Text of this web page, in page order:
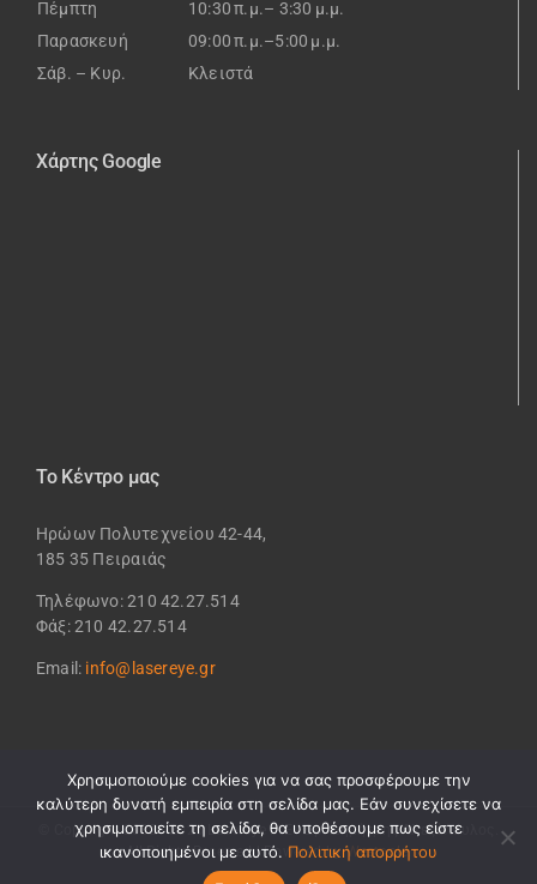
Πέμπτη
10:30 π.μ.– 3:30 μ.μ.
Παρασκευή
09:00 π.μ.–5:00 μ.μ.
Σάβ. – Κυρ.
Κλειστά
Χάρτης Google
Το Κέντρο μας
Ηρώων Πολυτεχνείου 42-44,
185 35 Πειραιάς
Τηλέφωνο: 210 42.27.514
Φάξ: 210 42.27.514
Email: info@lasereye.gr
© Copyright 2002 -2026 Lasereye IKE - Δρ. Δημήτρης Αλεξόπουλος.
All Rights Reserved | Powered byWestpole.
Χρησιμοποιούμε cookies για να σας προσφέρουμε την
καλύτερη δυνατή εμπειρία στη σελίδα μας. Εάν συνεχίσετε να
χρησιμοποιείτε τη σελίδα, θα υποθέσουμε πως είστε
ικανοποιημένοι με αυτό. Πολιτική απορρήτου